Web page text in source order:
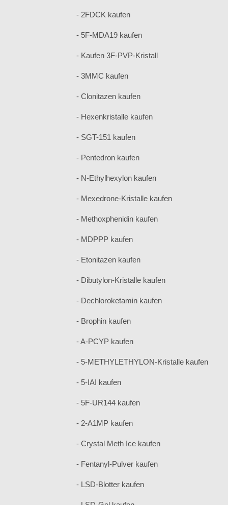
- 2FDCK kaufen
- 5F-MDA19 kaufen
- Kaufen 3F-PVP-Kristall
- 3MMC kaufen
- Clonitazen kaufen
- Hexenkristalle kaufen
- SGT-151 kaufen
- Pentedron kaufen
- N-Ethylhexylon kaufen
- Mexedrone-Kristalle kaufen
- Methoxphenidin kaufen
- MDPPP kaufen
- Etonitazen kaufen
- Dibutylon-Kristalle kaufen
- Dechloroketamin kaufen
- Brophin kaufen
- A-PCYP kaufen
- 5-METHYLETHYLON-Kristalle kaufen
- 5-IAI kaufen
- 5F-UR144 kaufen
- 2-A1MP kaufen
- Crystal Meth Ice kaufen
- Fentanyl-Pulver kaufen
- LSD-Blotter kaufen